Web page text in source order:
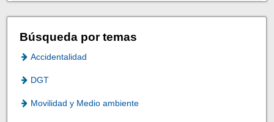
Búsqueda por temas
Accidentalidad
DGT
Movilidad y Medio ambiente